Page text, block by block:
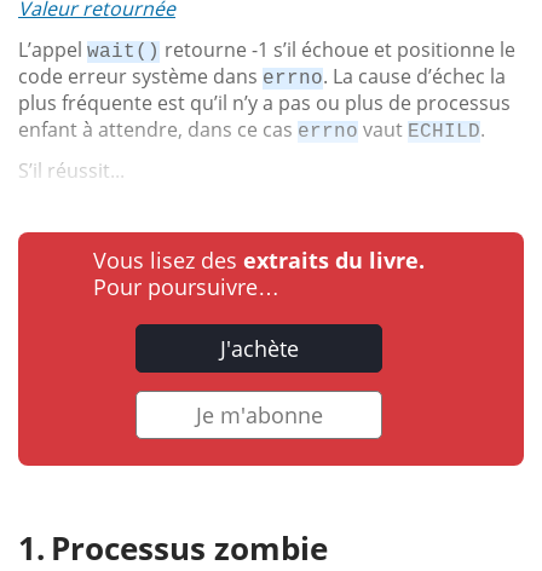
Valeur retournée
L’appel wait() retourne -1 s’il échoue et positionne le
code erreur système dans errno. La cause d’échec la
plus fréquente est qu’il n’y a pas ou plus de processus
enfant à attendre, dans ce cas errno vaut ECHILD.
S’il réussit...
Vous lisez des extraits du livre.
Pour poursuivre…
J'achète
Je m'abonne
Processus zombie